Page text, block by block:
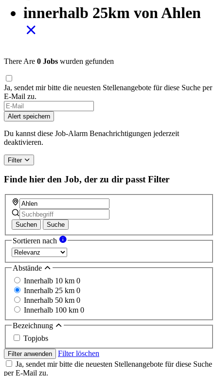
innerhalb 25km von Ahlen
There Are 0 Jobs wurden gefunden
Ja, sendet mir bitte die neuesten Stellenangebote für diese Suche per
E-Mail zu.
Alert speichern
Du kannst diese Job-Alarm Benachrichtigungen jederzeit
deaktivieren.
Filter
Finde hier den Job, der zu dir passt Filter
Suchen Suche
Sortieren nach
Abstände
Innerhalb 10 km 0
Innerhalb 25 km 0
Innerhalb 50 km 0
Innerhalb 100 km 0
Bezeichnung
Topjobs
Filter anwenden
Filter löschen
Ja, sendet mir bitte die neuesten Stellenangebote für diese Suche
per E-Mail zu.